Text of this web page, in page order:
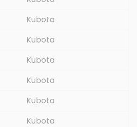
Kubota
Kubota
Kubota
Kubota
Kubota
Kubota